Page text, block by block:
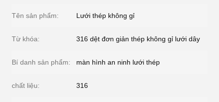
Tên sản phẩm: Lưới thép không gỉ
Từ khóa: 316 dệt đơn giản thép không gỉ lưới dây
Bí danh sản phẩm: màn hình an ninh lưới thép
chất liệu: 316